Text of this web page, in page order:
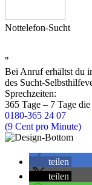
Nottelefon-Sucht
"
Bei Anruf erhältst du
des Sucht-
Sprechzeiten:
365 Tage – 7 Tage
0180-365 24 07
(9 Cent pro Minute)
teilen
teilen